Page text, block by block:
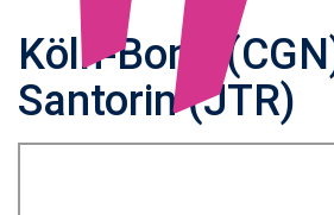
Köln-Bonn
Santorin (JTR)